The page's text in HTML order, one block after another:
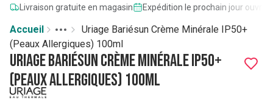
Livraison gratuite en magasin Expédition le prochain jour
Accueil
More
Toggle menu
Uriage Bariésun Crème Minérale IP50+
(Peaux Allergiques) 100ml
Uriage Bariésun Crème Minérale IP50+
(Peaux Allergiques) 100ml